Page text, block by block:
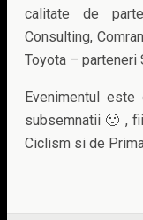
calitate de
Consulting,
Toyota – parteneri
Evenimentul
subsemnatii 🙂 ,
Ciclism si de